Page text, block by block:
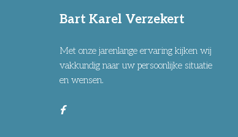
Bart Karel Verzekert
Met onze jarenlange ervaring kijken wij
vakkundig naar uw persoonlijke situatie
en wensen.